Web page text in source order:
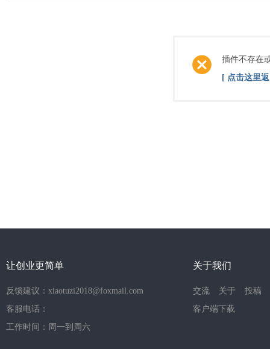
插件不存在
[ 点击这里
让创业更简单
反馈建议：xiaotuzi2018@foxmail.com
客服电话：
工作时间：周一到周六
关于我们
交流 关于
投稿
客户端下载